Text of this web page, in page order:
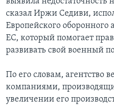
сказал Иржи Седиви,
Европейского оборонного
ЕС, который помогает
развивать свой военный
По его словам, агентство
компаниями,
увеличении его